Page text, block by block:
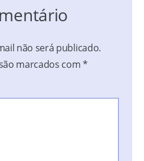
não será publicado.
marcados com*